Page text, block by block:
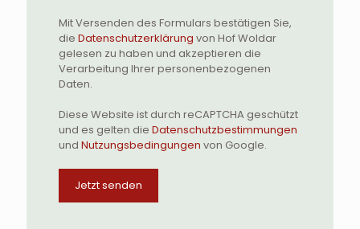
Mit Versenden des Formulars bestätigen Sie,
die Datenschutzerklärung von Hof Woldar
gelesen zu haben und akzeptieren die
Verarbeitung Ihrer personenbezogenen
Daten.
Diese Website ist durch reCAPTCHA geschützt
und es gelten die Datenschutzbestimmungen
und Nutzungsbedingungen von Google.